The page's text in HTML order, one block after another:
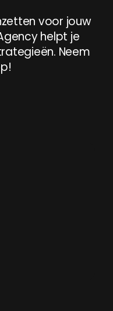
voor jouw
helpt je
Neem